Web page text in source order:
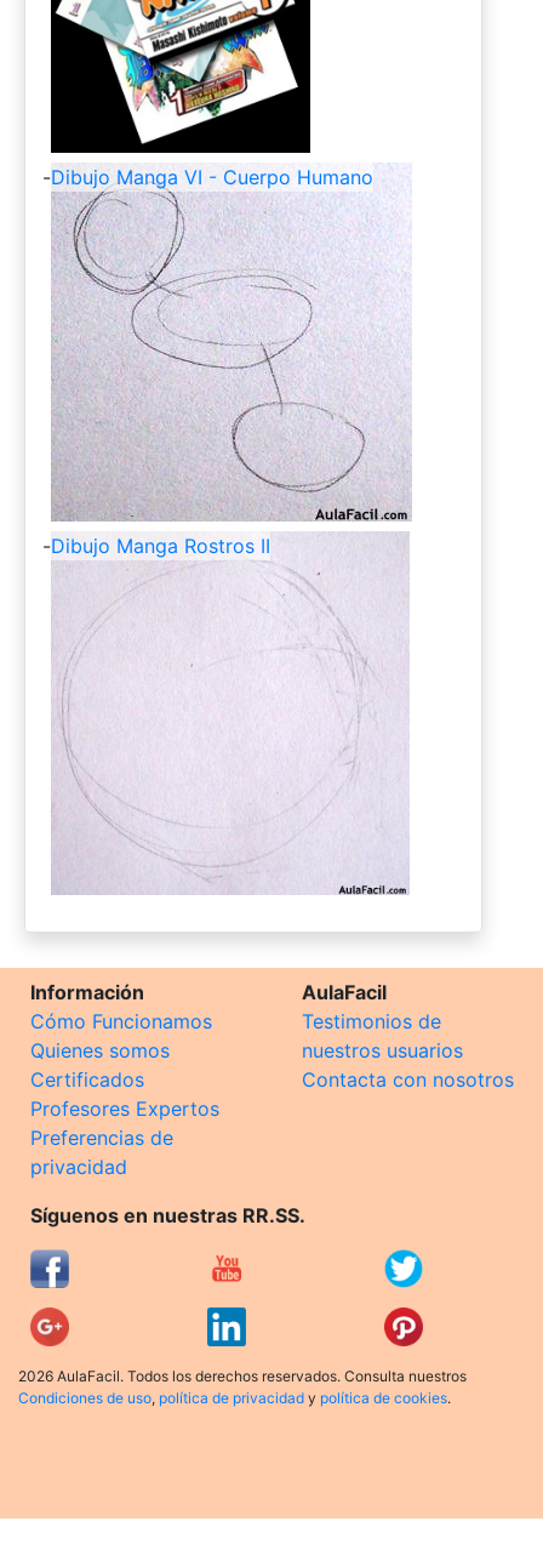
-Dibujo Manga VI - Cuerpo Humano
-Dibujo Manga Rostros II
Información
Cómo Funcionamos
Quienes somos
Certificados
Profesores Expertos
Preferencias de
privacidad
AulaFacil
Testimonios de
nuestros usuarios
Contacta con nosotros
Síguenos en nuestras RR.SS.
2026 AulaFacil. Todos los derechos reservados. Consulta nuestros
Condiciones de uso, política de privacidad y política de cookies.